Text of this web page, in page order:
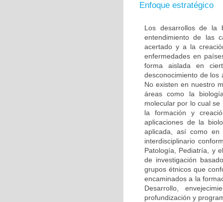
Enfoque estratégico
Los desarrollos de la
entendimiento de las
acertado y a la
enfermedades en
forma aislada en
desconocimiento de los
No existen en nuestro
áreas como la
molecular por lo cual
la formación y
aplicaciones de la
aplicada, así como en
interdisciplinario
Patología, Pediatría, y
de investigación
grupos étnicos que
encaminados a la
Desarrollo,
profundización y